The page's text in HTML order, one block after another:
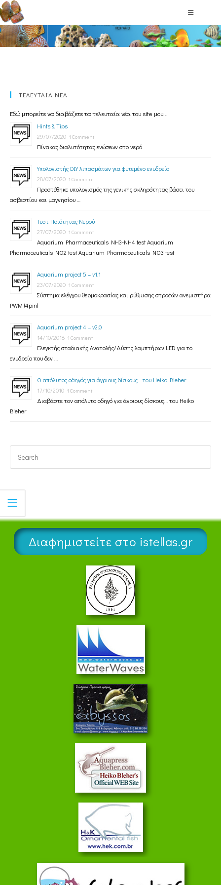
Οι Αναπαραγωγές μου
ΤΕΛΕΥΤΑΙΑ ΝΕΑ
Εδώ μπορείτε να διαβάζετε τα τελευταία νέα του site μου...
Hints & Tips
29/07/2020 1 Comment
Πίνακας διαλυτότητας ενώσεων στο νερό
Υπολογιστής DIY λιπασμάτων για φυτεμένο ενυδρείο
28/07/2020 1 Comment
Προστέθηκε υπολογισμός της γενικής σκληρότητας βάσει του
ασβεστίου και μαγνησίου …
Τεστ Ποιότητας Νερού
27/07/2020 1 Comment
Aquarium Pharmaceuticals NH3-NH4 test Aquarium
Pharmaceuticals NO2 test Aquarium Pharmaceuticals NO3 test
Aquarium project 5 – v1.1
23/07/2020 1 Comment
Σύστημα ελέγχου θερμοκρασίας και ρύθμισης στροφών ανεμιστήρα
PWM (4pin)
Aquarium project 4 – v2.0
14/10/2018 1 Comment
Ελεγκτής σταδιακής Ανατολής/Δύσης λαμπτήρων LED για το
ενυδρείο που δεν …
Ο απόλυτος οδηγός για άγριους δίσκους… του Heiko Bleher
17/10/2010 1 Comment
Διαβάστε τον απόλυτο οδηγό για άγριους δίσκους… του Heiko
Bleher
Διαφημιστείτε στο istellas.gr